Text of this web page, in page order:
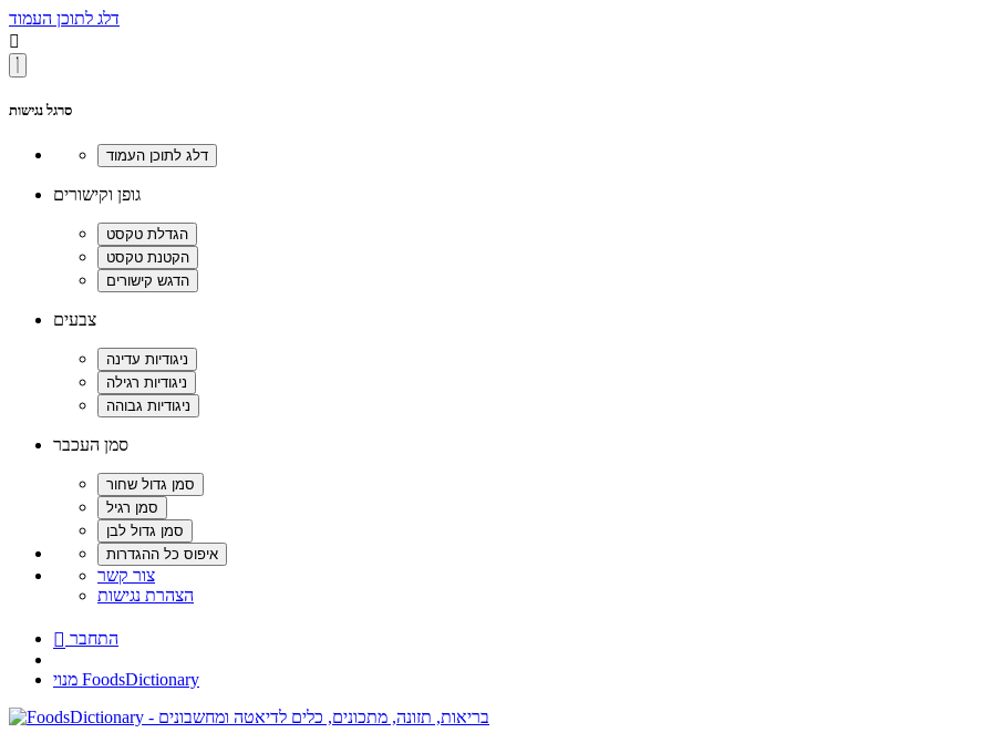
דלג לתוכן העמוד

סרגל נגישות
גופן וקישורים
צבעים
סמן העכבר
צור קשר
הצהרת נגישות
 התחבר
מנוי FoodsDictionary